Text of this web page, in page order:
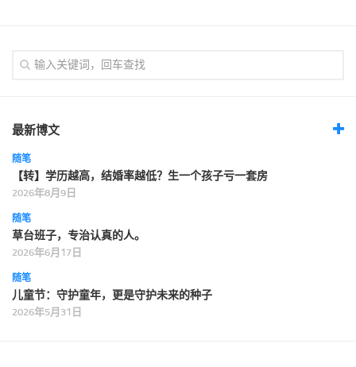
最新博文
随笔
【转】学历越高，结婚率越低？生一个孩子亏一套房
2026年8月9日
随笔
草台班子，专治认真的人。
2026年6月17日
随笔
儿童节：守护童年，更是守护未来的种子
2026年5月31日